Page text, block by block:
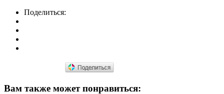
Поделиться:
Вам также может понравиться: